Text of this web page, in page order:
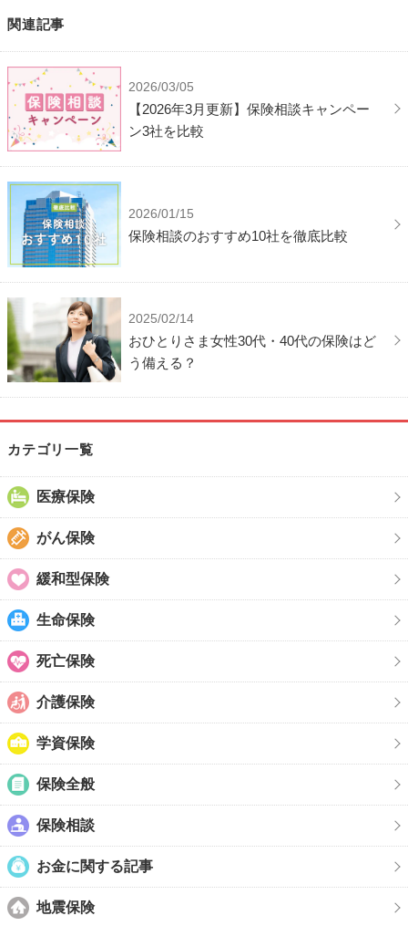
関連記事
2026/03/05
【2026年3月更新】保険相談キャンペー
ン3社を比較
2026/01/15
保険相談のおすすめ10社を徹底比較
2025/02/14
おひとりさま女性30代・40代の保険はど
う備える？
カテゴリ一覧
医療保険
がん保険
緩和型保険
生命保険
死亡保険
介護保険
学資保険
保険全般
保険相談
お金に関する記事
地震保険